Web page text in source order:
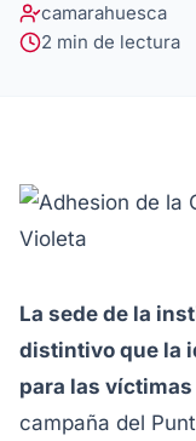
camarahuesca
2 min de lectura
La sede de la
distintivo que la
para las
campaña del